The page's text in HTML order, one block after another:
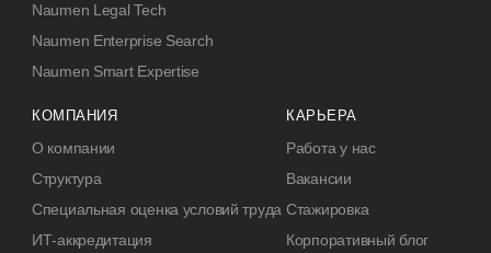
Naumen Legal Tech
Naumen Enterprise Search
Naumen Smart Expertise
КОМПАНИЯ
О компании
Структура
Специальная оценка условий труда
ИТ-аккредитация
КАРЬЕРА
Работа у нас
Вакансии
Стажировка
Корпоративный блог